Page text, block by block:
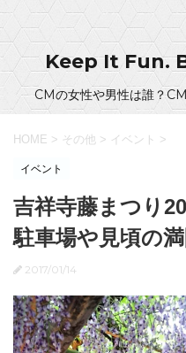
Keep It Fun.
CMの女性や男性は誰？
HOME > その他 > イベント >
イベント
吉祥寺藤まつり
駐車場や見頃の
2017/01/14